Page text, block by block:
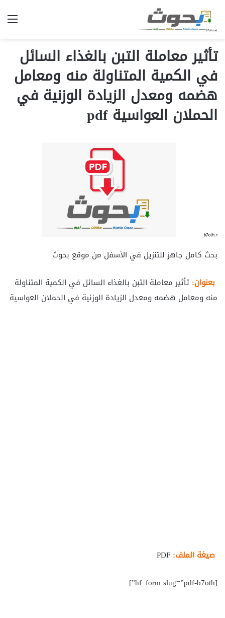
تأثير معاملة التبن بالغذاء السائل
في الكمية المتناولة منه ومعامل
هضمه ومعدل الزيادة الوزنية في
الحملان العواسية pdf
بحث كامل جاهز للتنزيل في الأسفل من موقع بحوث
بعنوان: تأثير معاملة التبن بالغذاء السائل في الكمية المتناولة
منه ومعامل هضمه ومعدل الزيادة الوزنية في الحملان العواسية
صيغة الملف:
[hf_form slug=”pdf-b7oth”]